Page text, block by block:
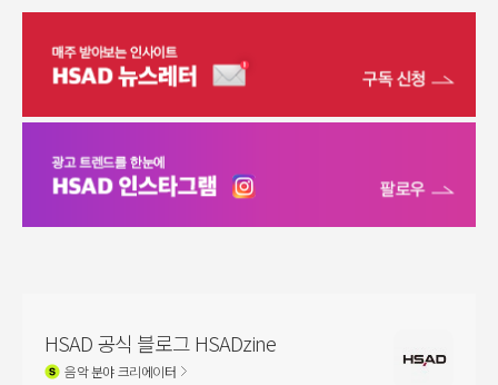
HSAD 공식 블로그 HSADzine
음악분야 크리에이터